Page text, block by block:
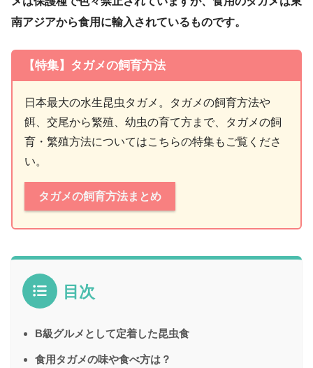
南アジアから食用に輸入されているものです。
【特集】タガメの飼育方法
日本最大の水生昆虫タガメ。タガメの飼育方法や
餌、交尾から繁殖、幼虫の育て方まで、タガメの飼
育・繁殖方法についてはこちらの特集もご覧くださ
い。
タガメの飼育方法まとめ
目次
B級グルメとして定着した昆虫食
食用タガメの味や食べ方は？